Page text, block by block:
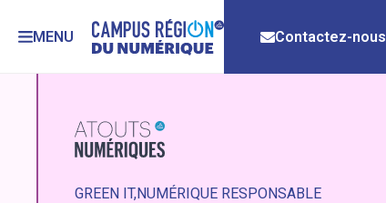
MENU Contactez-nous
GREEN IT NUMÉRIQUE RESPONSABLE